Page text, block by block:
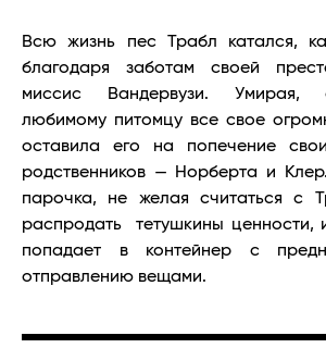
Всю жизнь пес Трабл катался,
благодаря заботам своей
миссис Вандервузи. Умирая,
любимому питомцу все свое
оставила его на попечение
родственников — Норберта и
парочка, не желая считаться с
распродать тетушкины ценности,
попадает в контейнер с
отправлению вещами.